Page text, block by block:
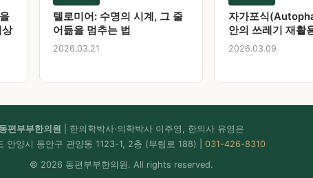
텔로미어: 수명의 시계, 그 줄
어듦을 멈추는 법
2026.03.21
자가포식
안의 쓰레기 재활
2026.03.09
동편부부한의원 | 한의학박사·의학박사 이주영, 한의사 유영은
안양시 동안구 관양동 1123-1, 2층 (부림로 188) | 031-426-8310
© 2026 동편부부한의원. All rights reserved.